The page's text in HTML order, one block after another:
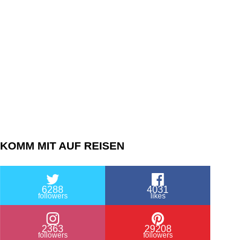
KOMM MIT AUF REISEN
6288
followers
4031
likes
2363
followers
29208
followers